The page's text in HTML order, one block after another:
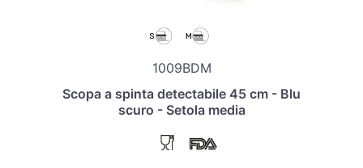
1009BDM
Scopa a spinta detectabile 45 cm - Blu
scuro - Setola media